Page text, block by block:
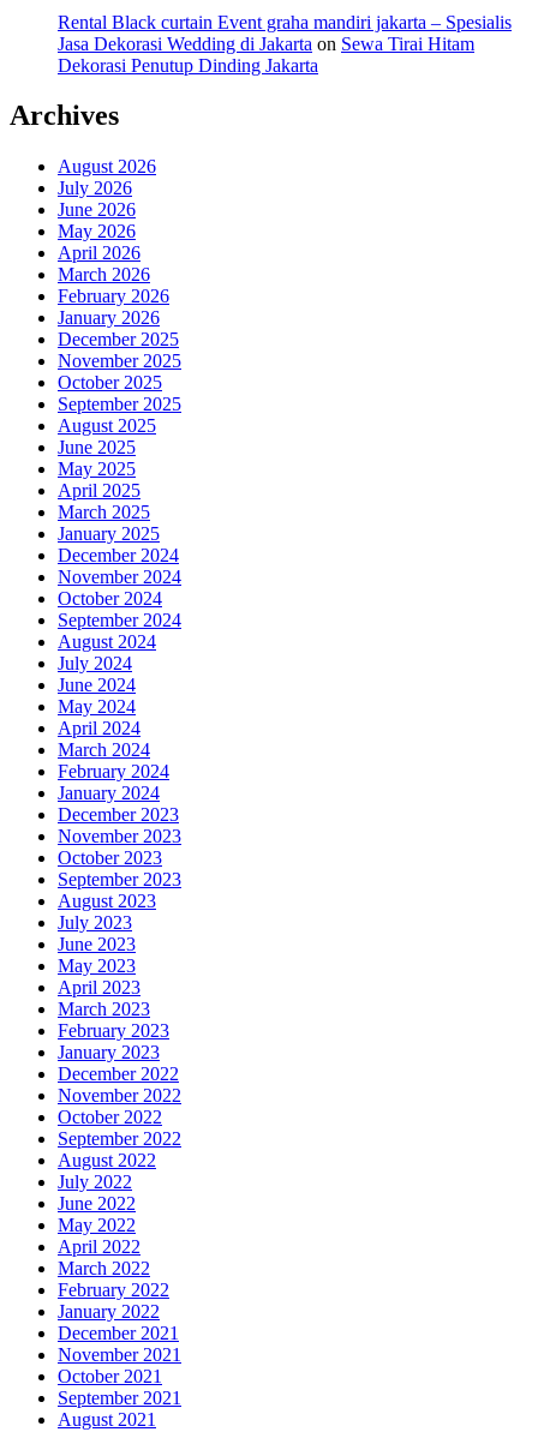
Rental Black curtain Event graha mandiri jakarta – Spesialis
Jasa Dekorasi Wedding di Jakarta on Sewa Tirai Hitam
Dekorasi Penutup Dinding Jakarta
Archives
August 2026
July 2026
June 2026
May 2026
April 2026
March 2026
February 2026
January 2026
December 2025
November 2025
October 2025
September 2025
August 2025
June 2025
May 2025
April 2025
March 2025
January 2025
December 2024
November 2024
October 2024
September 2024
August 2024
July 2024
June 2024
May 2024
April 2024
March 2024
February 2024
January 2024
December 2023
November 2023
October 2023
September 2023
August 2023
July 2023
June 2023
May 2023
April 2023
March 2023
February 2023
January 2023
December 2022
November 2022
October 2022
September 2022
August 2022
July 2022
June 2022
May 2022
April 2022
March 2022
February 2022
January 2022
December 2021
November 2021
October 2021
September 2021
August 2021